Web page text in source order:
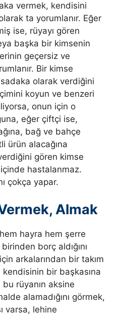
vermek, kendisini
ta yorumlanır. Eğer
ise, rüyayı gören
başka bir kimsenin
geçersiz ve
Bir kimse
sadaka olarak verdiğini
koyun ve benzeri
onun için o
eğer çiftçi ise,
bağ ve bahçe
ürün alacağına
gören kimse
hastalanmaz.
çokça yapar.
Almak
hem hayra hem şerre
borç aldığını
arkalarından bir takım
kendisinin bir başkasına
rüyanın aksine
alamadığını görmek,
varsa, lehine